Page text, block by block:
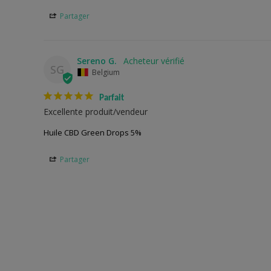
Partager
SG
Sereno G.
Belgium
Parfait
Excellente produit/vendeur
Huile CBD Green Drops 5%
Partager